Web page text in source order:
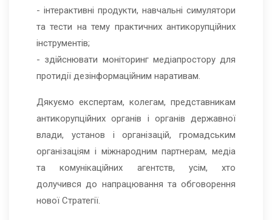
- інтерактивні продукти, навчальні симулятори
та тести на тему практичних антикорупційних
інструментів;
- здійснювати моніторинг медіапростору для
протидії дезінформаційним наративам.
Дякуємо експертам, колегам, представникам
антикорупційних органів і органів державної
влади, установ і організацій, громадським
організаціям і міжнародним партнерам, медіа
та комунікаційних агентств, усім, хто
долучився до напрацювання та обговорення
нової Стратегії.